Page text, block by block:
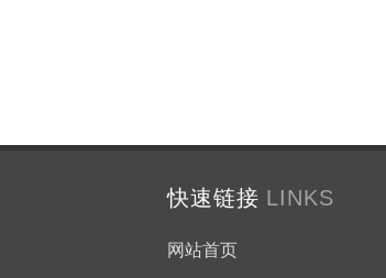
快速链接 LINKS
网站首页